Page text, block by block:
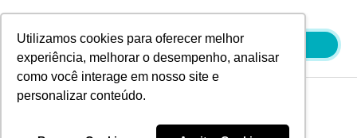
Utilizamos cookies para oferecer melhor
experiência, melhorar o desempenho, analisar
como você interage em nosso site e
personalizar conteúdo.
conteúdo
Blog